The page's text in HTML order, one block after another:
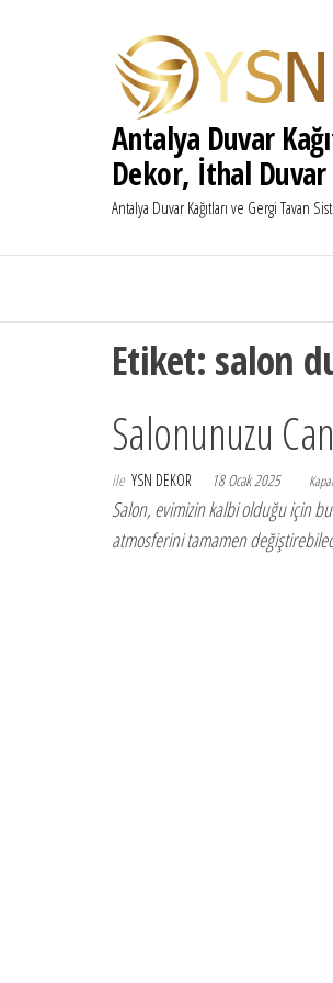
Antalya Duvar
Dekor, İthal Duvar
Antalya Duvar Kağıtları ve Gergi Tavan
Etiket: salon
Salonunuzu
ile YSN DEKOR 18 Ocak 2025
Salon, evimizin kalbi olduğu için
atmosferini tamamen